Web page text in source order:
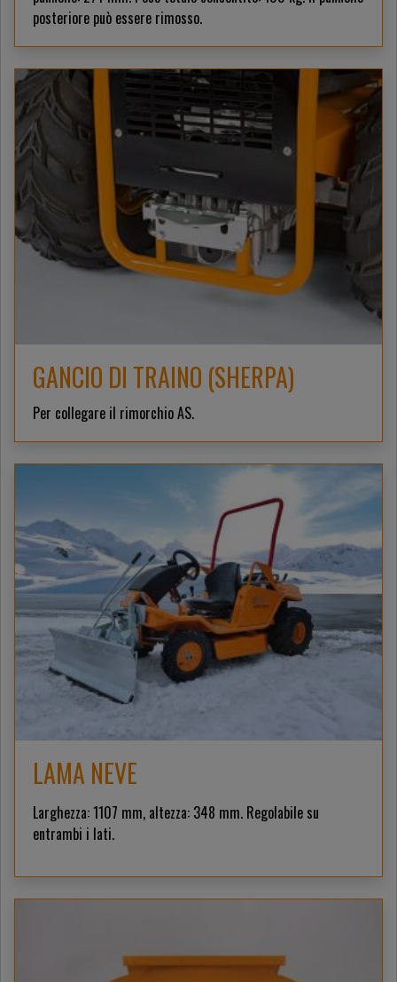
posteriore può essere rimosso.
GANCIO DI TRAINO (SHERPA)
Per collegare il rimorchio AS.
LAMA NEVE
Larghezza: 1107 mm, altezza: 348 mm. Regolabile su
entrambi i lati.